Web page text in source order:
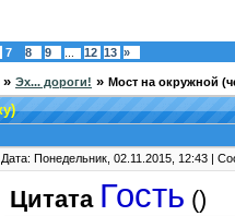
7 8 9 … 12 13 »
» Эх... дороги! » Мост на окружной
Дата: Понедельник, 02.11.2015, 12:43 |
Цитата Гость ()